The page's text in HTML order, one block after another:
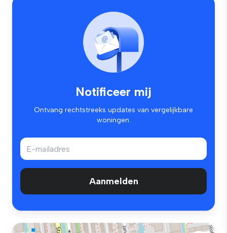
Notificeer mij
Ontvang rechtstreeks updates van vergelijkbare
woningen.
Aanmelden